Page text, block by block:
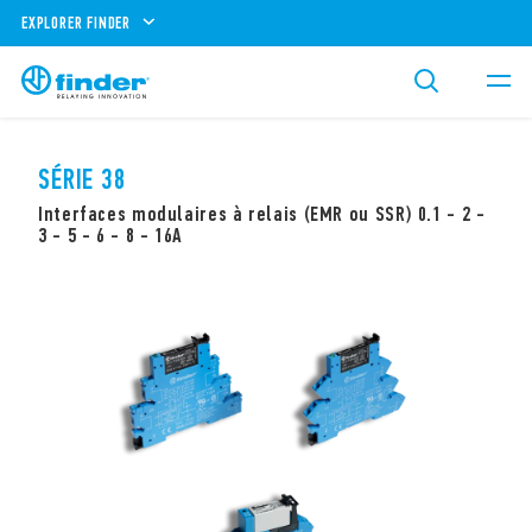
EXPLORER FINDER
SÉRIE 38
Interfaces modulaires à relais (EMR ou SSR) 0.1 - 2 -
3 - 5 - 6 - 8 - 16A